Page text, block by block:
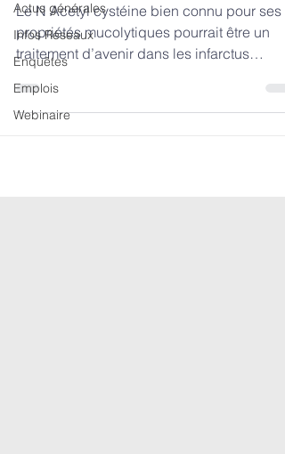
Actus générales
Infos Réseaux
Enquêtes
Emplois
Webinaire
Le N Acetyl cystéine bien connu pour ses
propriétés mucolytiques pourrait être un
traitement d’avenir dans les infarctus